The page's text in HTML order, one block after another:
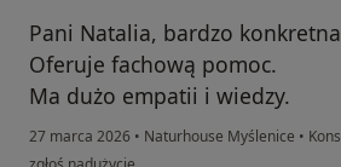
Pani Natalia, bardzo
Oferuje fachową pomoc.
Ma dużo empatii i wiedzy.
27 marca 2026 • Naturhouse Myślenice •
w opinii użytkownika Angelika